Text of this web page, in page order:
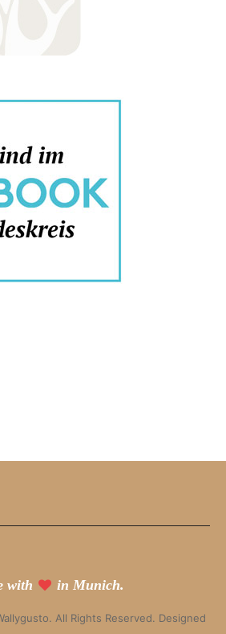
with in Munich.
All Rights Reserved. Designed